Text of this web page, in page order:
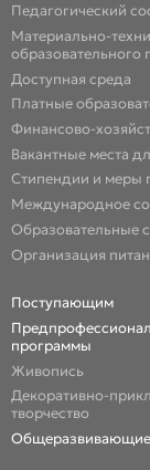
Педагогический
Материально-
образовательного
Доступная среда
Платные
Финансово-
Вакантные места
Стипендии и меры
Международное
Образовательные
Организация
Поступающим
программы
Живопись
Декоративно-
творчество